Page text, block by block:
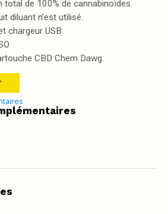
total de 100% de cannabinoïdes.
diluant n’est utilisé.
chargeur USB.
CBD Chem Dawg.